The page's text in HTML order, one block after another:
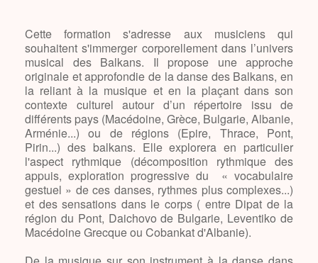
Cette formation s'adresse aux musiciens qui
souhaitent s'immerger corporellement dans l’univers
musical des Balkans. Il propose une approche
originale et approfondie de la danse des Balkans, en
la reliant à la musique et en la plaçant dans son
contexte culturel autour d’un répertoire issu de
différents pays (Macédoine, Grèce, Bulgarie, Albanie,
Arménie...) ou de régions (Epire, Thrace, Pont,
Pirin...) des balkans. Elle explorera en particulier
l'aspect rythmique (décomposition rythmique des
appuis, exploration progressive du « vocabulaire
gestuel » de ces danses, rythmes plus complexes...)
et des sensations dans le corps ( entre Dipat de la
région du Pont, Daichovo de Bulgarie, Leventiko de
Macédoine Grecque ou Cobankat d'Albanie).